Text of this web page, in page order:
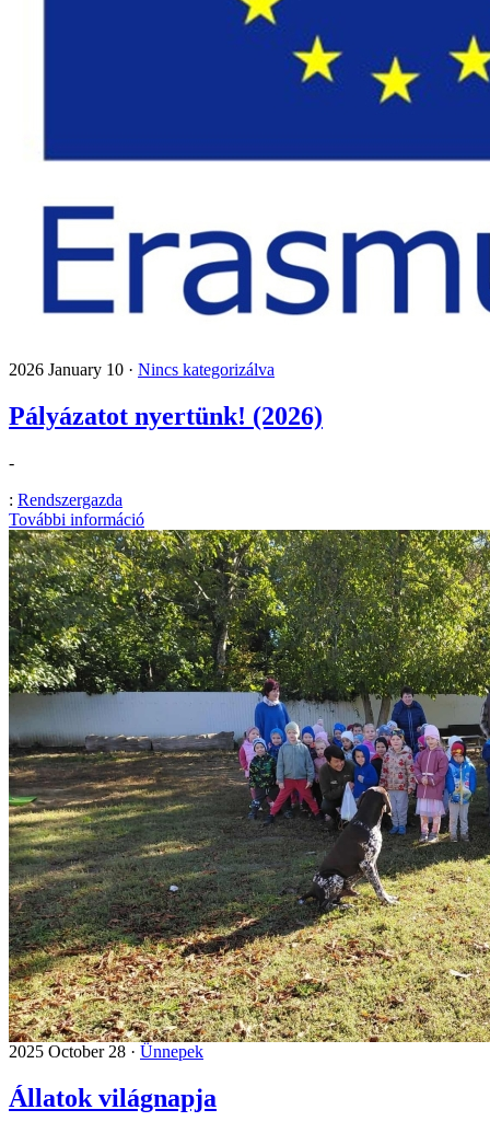
2026 January 10 · Nincs kategorizálva
Pályázatot nyertünk! (2026)
-
: Rendszergazda
További információ
2025 October 28 · Ünnepek
Állatok világnapja